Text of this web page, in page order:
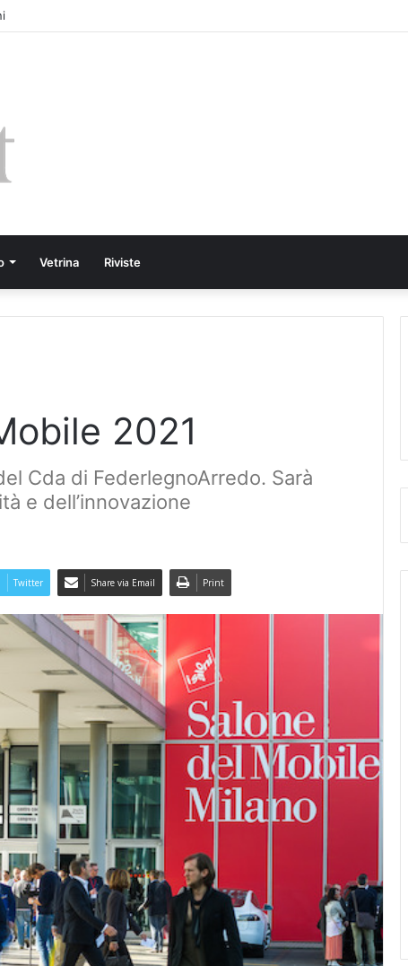
Vetrina Riviste
2021
Cda di FederlegnoArredo. Sarà
e dell’innovazione
Twitter Share via Email Print